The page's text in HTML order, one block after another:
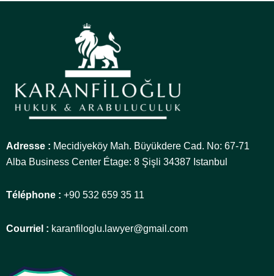
Adresse : Mecidiyeköy Mah. Büyükdere Cad. No: 67-71
Alba Business Center Étage: 8 Şişli 34387 Istanbul
Téléphone : +90 532 659 35 11
Courriel : karanfiloglu.lawyer@gmail.com